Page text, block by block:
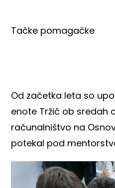
Tačke pomagačke
Od začetka leta so
enote Tržič ob sredah
računalništvo na
potekal pod